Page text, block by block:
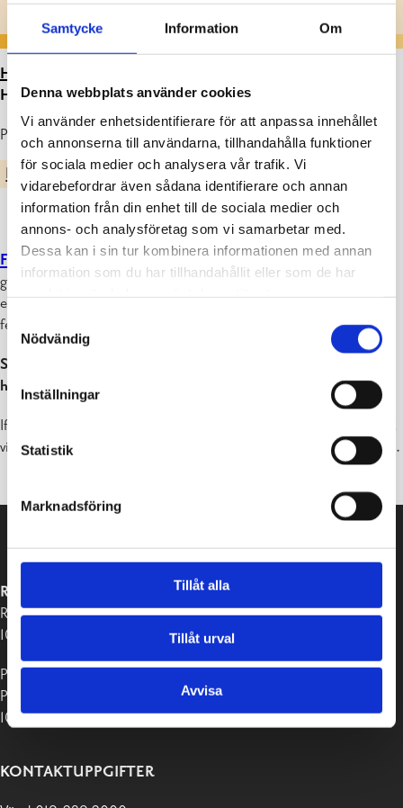
Samtycke Information Om
Denna webbplats använder cookies
Vi använder enhetsidentifierare för att anpassa innehållet
och annonserna till användarna, tillhandahålla funktioner
för sociala medier och analysera vår trafik. Vi
vidarebefordrar även sådana identifierare och annan
information från din enhet till de sociala medier och
annons- och analysföretag som vi samarbetar med.
Dessa kan i sin tur kombinera informationen med annan
information som du har tillhandahållit eller som de har
Samtyckesval
Nödvändig
Inställningar
Statistik
Marknadsföring
Tillåt alla
Tillåt urval
Avvisa
HEM
HOBBYVERKSAMHET SÖKER NYA ARRANGÖRER
Publicerad : 07.10.2025
BARN, UNGA OCH UTBILDNING FRITID
Finlandsmodellen för hobbyverksamhetgår ut på att man ordnar
gratis hobbyverksamhet för eleverna i grundskolan, utgående från
elevernas egna önskemål. Verksamheten ordnas i Raseborg redan
femte året.
Staden söker igen nya aktörer som vill erbjuda sin
hobbyverksamhet till hobbyröstningen, som sker vid årsskiftet.
Ifall ni vill erbjuda er hobbyverksamhet som ett alternativ, ta kontakt
via e-post med koordinator Isak Vilander,
isak.vilander@raseborg.fi .
RASEBORGS STAD
Raseborgsvägen 37
10650 Ekenäs
Postadress:
PB 58
10611 Raseborg
KONTAKTUPPGIFTER